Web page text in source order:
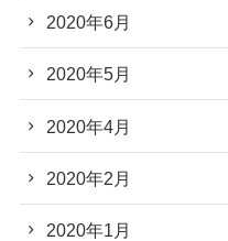
2020年6月
2020年5月
2020年4月
2020年2月
2020年1月